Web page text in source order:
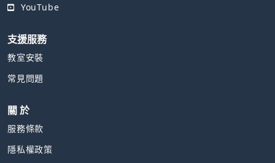
YouTube
支援服務
教室安裝
常見問題
關 於
服務條款
隱私權政策